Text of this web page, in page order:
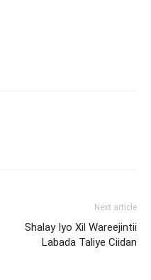
Next article
Shalay Iyo Xil Wareejintii
Labada Taliye Ciidan